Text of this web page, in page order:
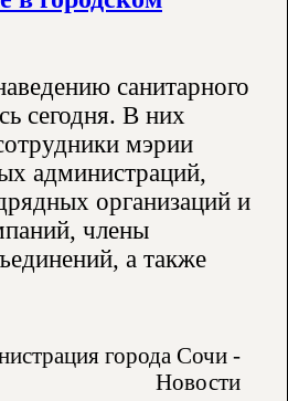
санитарного
сегодня. В них
мэрии
администраций,
организаций и
члены
а также
города Сочи -
Новости